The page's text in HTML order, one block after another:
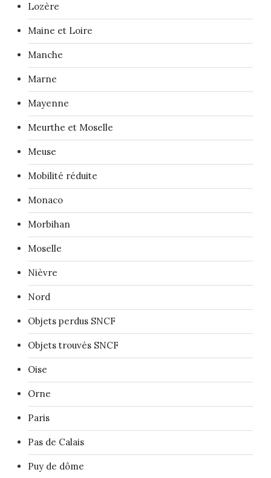
Lozère
Maine et Loire
Manche
Marne
Mayenne
Meurthe et Moselle
Meuse
Mobilité réduite
Monaco
Morbihan
Moselle
Nièvre
Nord
Objets perdus SNCF
Objets trouvés SNCF
Oise
Orne
Paris
Pas de Calais
Puy de dôme